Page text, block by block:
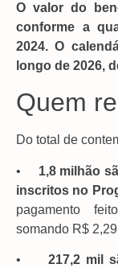
O valor do
conforme a
2024. O
longo de 2026,
Quem
Do total de
•
1,8 milhão
inscritos no
pagamento
somando R$
•217,2 mil